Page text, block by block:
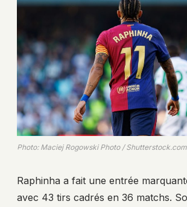
Photo: Maciej Rogowski Photo / Shutterstock.com
Raphinha a fait une entrée
avec 43 tirs cadrés en 36 matchs.